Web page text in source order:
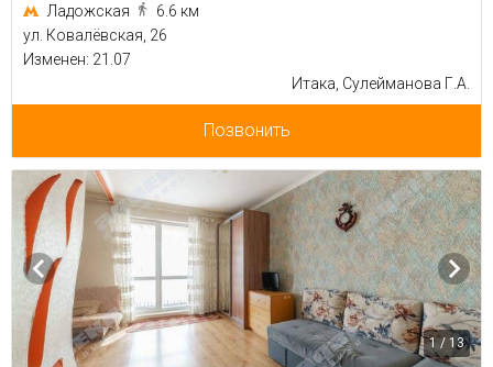
Ладожская
6.6 км
ул. Ковалёвская, 26
Изменен: 21.07
Итака, Сулейманова Г.А.
Позвонить
1 / 13